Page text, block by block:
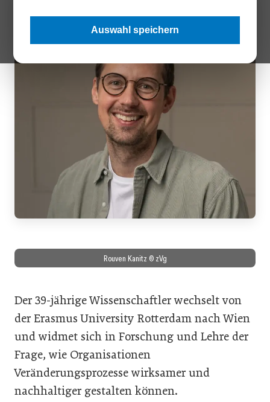
Auswahl speichern
Rouven Kanitz © zVg
Der 39-jährige Wissenschaftler wechselt von
der Erasmus University Rotterdam nach Wien
und widmet sich in Forschung und Lehre der
Frage, wie Organisationen
Veränderungsprozesse wirksamer und
nachhaltiger gestalten können.